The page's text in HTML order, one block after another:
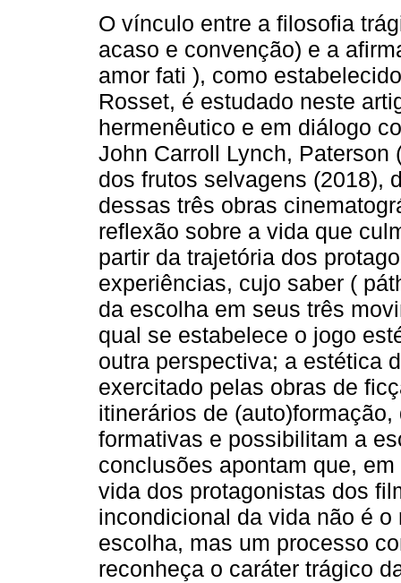
O vínculo entre a filosofia
acaso e convenção) e a
amor fati ), como
Rosset, é estudado neste
hermenêutico e em diálogo
John Carroll Lynch, Paterson
dos frutos selvagens (2018),
dessas três obras
reflexão sobre a vida que
partir da trajetória dos
experiências, cujo saber (
da escolha em seus três
qual se estabelece o jogo
outra perspectiva; a estética
exercitado pelas obras de
itinerários de
formativas e possibilitam a
conclusões apontam que,
vida dos protagonistas dos
incondicional da vida não é
escolha, mas um processo
reconheça o caráter trágico